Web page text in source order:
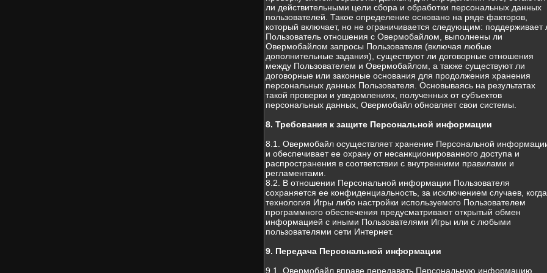
ли действительными цели сбора и обработки персональных данных
пользователей. Такое определение основано на ряде факторов,
который включает, но не ограничивается следующим: поддерживает
Пользователь отношения с Овермобайлом, выполнены ли
Овермобайлом запросы Пользователя (включая любые
дополнительные задания), существуют ли договорные отношения
между Пользователем и Овермобайлом, а также существуют ли
договорные или законные основания для продолжения хранения
персональных данных Пользователя. Основываясь на результатах
такой проверки и уведомлениях, полученных от субъектов
персональных данных, Овермобайл обновляет свои системы.
8. Требования к защите Персональной информации
8.1. Овермобайл осуществляет хранение Персональной
и обеспечивает ее охрану от несанкционированного доступа и
распространения в соответствии с внутренними правилами и
регламентами.
8.2. В отношении Персональной информации Пользователя
сохраняется ее конфиденциальность, за исключением случаев, когда
технология Игры либо настройки используемого Пользователем
программного обеспечения предусматривают открытый обмен
информацией с иными Пользователями Игры или с любыми
пользователями сети Интернет.
9. Передача Персональной информации
9.1. Овермобайл вправе передавать Персональную информацию